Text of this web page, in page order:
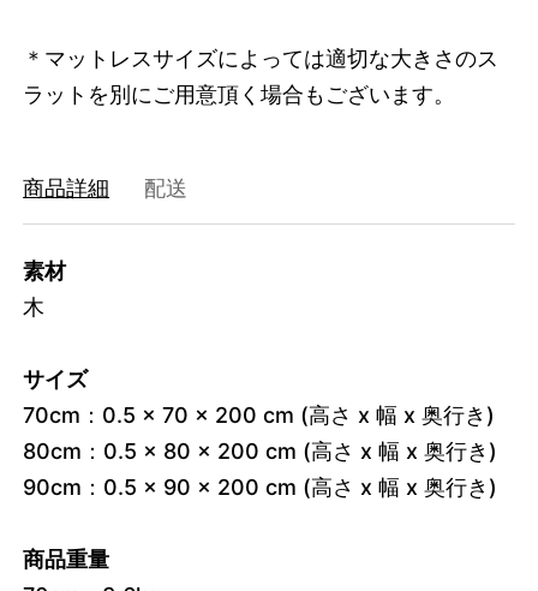
＊マットレスサイズによっては適切な大きさのス
ラットを別にご用意頂く場合もございます。
商品詳細 配送
素材
木
サイズ
70cm：0.5 x 70 x 200 cm (高さ x 幅 x 奥行き)
80cm：0.5 x 80 x 200 cm (高さ x 幅 x 奥行き)
90cm：0.5 x 90 x 200 cm (高さ x 幅 x 奥行き)
商品重量